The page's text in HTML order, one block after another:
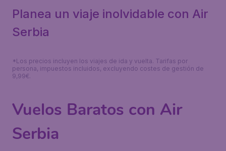
Planea un viaje inolvidable con Air
Serbia
*Los precios incluyen los viajes de ida y vuelta. Tarifas por
persona, impuestos incluidos, excluyendo costes de gestión de
9,99€.
Vuelos Baratos con Air
Serbia